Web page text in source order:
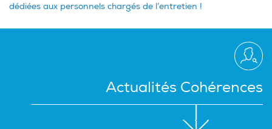
dédiées aux personnels chargés de l’entretien !
Actualités Cohérences